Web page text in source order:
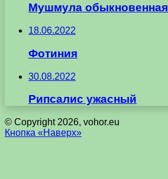
Мушмула обыкновенная
18.06.2022
Фотиния
30.08.2022
Рипсалис ужасный
© Copyright 2026, vohor.eu
Кнопка «Наверх»